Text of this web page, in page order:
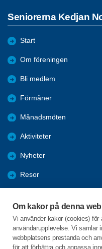
Om kakor på denna
Vi använder kakor (cookies)
användarupplevelse. Vi samlar
webbplatsens prestanda och
för att förbättra och anpassa
Seniorerna Kedjan
Start
Om föreningen
Bli medlem
Förmåner
Månadsmöten
Aktiviteter
Nyheter
Resor
Projekt Inte Ensam
Arkiv